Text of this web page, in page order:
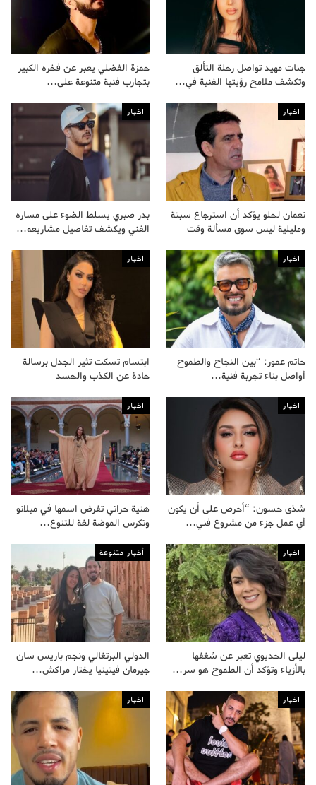
جنات مهيد تواصل رحلة التألق
وتكشف ملامح رؤيتها الفنية في…
حمزة الفضلي يعبر عن فخره الكبير
بتجارب فنية متنوعة على…
اخبار
نعمان لحلو يؤكد أن استرجاع سبتة
ومليلية ليس سوى مسألة وقت
اخبار
بدر صبري يسلط الضوء على مساره
الفني ويكشف تفاصيل مشاريعه…
اخبار
حاتم عمور: “بين النجاح والطموح
أواصل بناء تجربة فنية…
اخبار
ابتسام تسكت تثير الجدل برسالة
حادة عن الكذب والحسد
اخبار
شذى حسون: “أحرص على أن يكون
أي عمل جزء من مشروع فني…
اخبار
هنية حراتي تفرض اسمها في ميلانو
وتكرس الموضة لغة للتنوع…
اخبار
ليلى الحديوي تعبر عن شغفها
بالأزياء وتؤكد أن الطموح هو سر…
أخبار متنوعة
الدولي البرتغالي ونجم باريس سان
جيرمان فيتينيا يختار مراكش…
اخبار اخبار